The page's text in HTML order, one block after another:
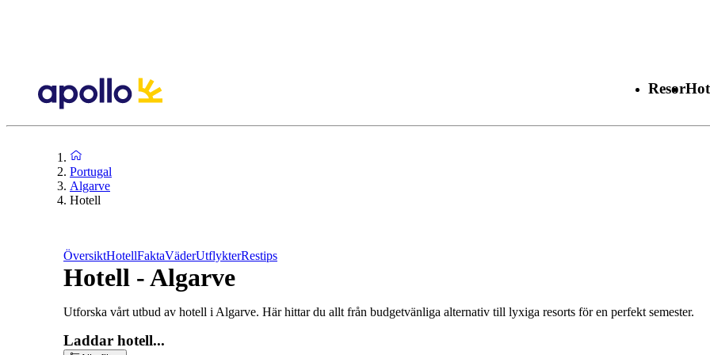
Resor
Portugal
Algarve
Hotell
ÖversiktHotellFaktaVäderUtflykterRestips
Hotell - Algarve
Utforska vårt utbud av hotell i Algarve. Här hittar du allt från budgetvänliga alternativ till lyxiga resorts för en perfekt semester.
Laddar hotell...